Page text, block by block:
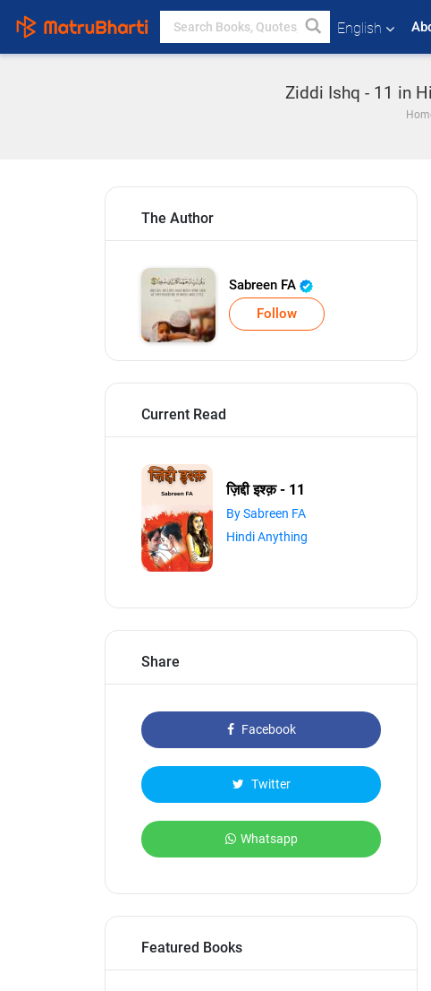
English
Ziddi Ishq - 11 in
The Author
Sabreen FA
Follow
Current Read
ज़िद्दी इश्क़ - 11
By Sabreen FA
Hindi Anything
Share
Facebook
Twitter
Whatsapp
Featured Books